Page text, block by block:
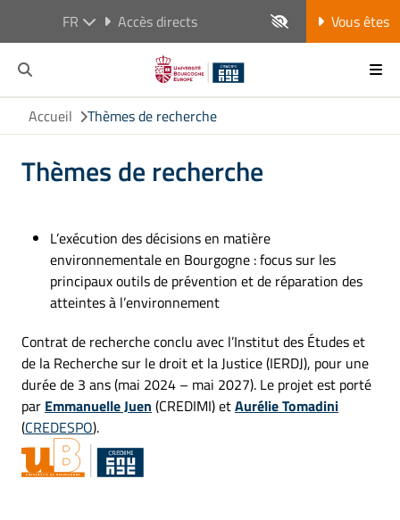
FR Accès directs Vous êtes
Accueil Thèmes de recherche
Thèmes de recherche
L’exécution des décisions en matière
environnementale en Bourgogne : focus sur les
principaux outils de prévention et de réparation des
atteintes à l’environnement
Contrat de recherche conclu avec l’Institut des Études et
de la Recherche sur le droit et la Justice (IERDJ), pour une
durée de 3 ans (mai 2024 – mai 2027). Le projet est porté
par Emmanuelle Juen (CREDIMI) etAurélie Tomadini
(CREDESPO).